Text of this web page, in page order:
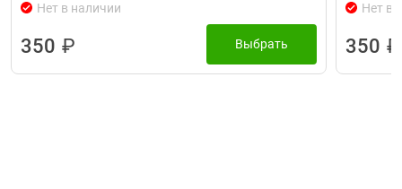
Нет в наличии
350 ₽ Выбрать
Нет в
350 ₽